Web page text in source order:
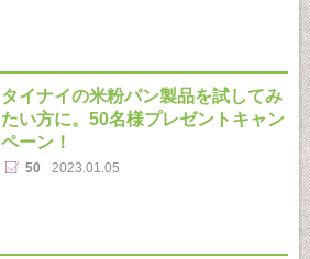
タイナイの米粉パン製品を試してみ
たい方に。50名様プレゼントキャン
ペーン！
50 2023.01.05